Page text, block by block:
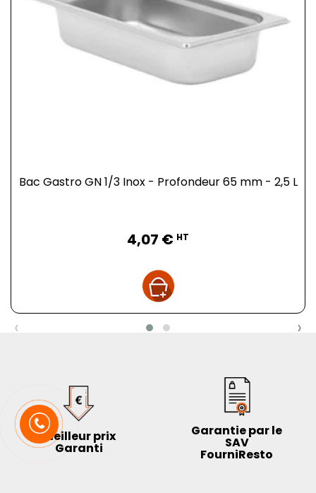
Bac Gastro GN 1/3 Inox - Profondeur 65 mm - 2,5 L
4,07 € HT
‹ ›
Meilleur prix
Garanti
Garantie par le
SAV
FourniResto